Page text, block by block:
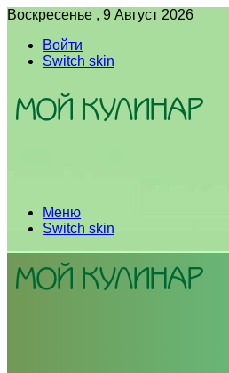
Воскресенье , 9 Август 2026
Войти
Switch skin
Меню
Switch skin